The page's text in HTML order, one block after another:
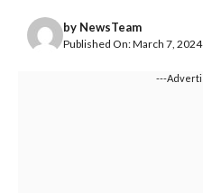
by NewsTeam
Published On: March 7,
---